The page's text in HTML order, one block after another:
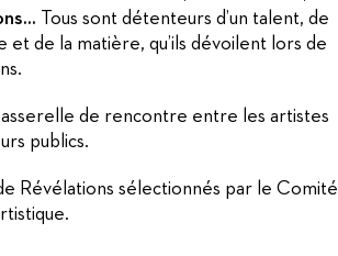
Tous sont détenteurs d’un talent, de
et de la matière, qu’ils dévoilent lors de
de rencontre entre les artistes
publics.
Révélations sélectionnés par le Comité